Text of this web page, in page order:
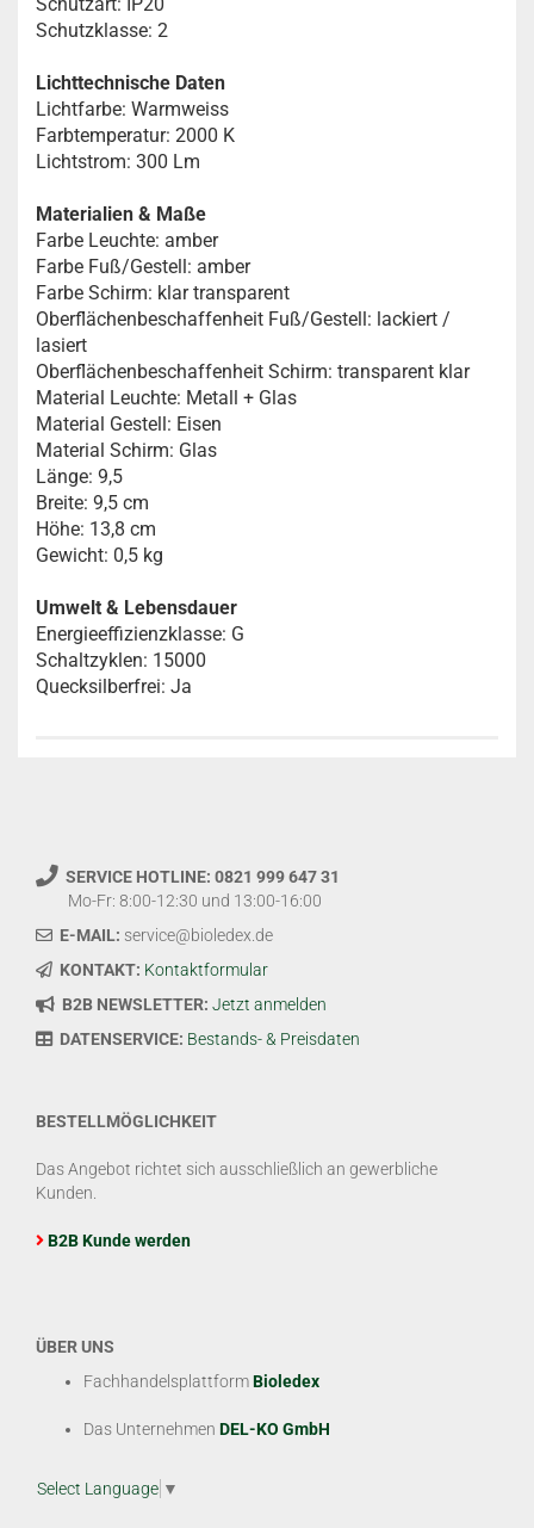
Schutzklasse: 2
Lichttechnische Daten
Lichtfarbe: Warmweiss
Farbtemperatur: 2000 K
Lichtstrom: 300 Lm
Materialien & Maße
Farbe Leuchte: amber
Farbe Fuß/Gestell: amber
Farbe Schirm: klar transparent
Oberflächenbeschaffenheit Fuß/Gestell: lackiert /
lasiert
Oberflächenbeschaffenheit Schirm: transparent klar
Material Leuchte: Metall + Glas
Material Gestell: Eisen
Material Schirm: Glas
Länge: 9,5
Breite: 9,5 cm
Höhe: 13,8 cm
Gewicht: 0,5 kg
Umwelt & Lebensdauer
Energieeffizienzklasse: G
Schaltzyklen: 15000
Quecksilberfrei: Ja
SERVICE HOTLINE: 0821 999 647 31
Mo-Fr: 8:00-12:30 und 13:00-16:00
E-MAIL: service@bioledex.de
KONTAKT: Kontaktformular
B2B NEWSLETTER: Jetzt anmelden
DATENSERVICE: Bestands- & Preisdaten
BESTELLMÖGLICHKEIT
Das Angebot richtet sich ausschließlich an gewerbliche
Kunden.
B2B Kunde werden
ÜBER UNS
FachhandelsplattformBioledex
Das Unternehmen DEL-KO GmbH
Select Language ▼